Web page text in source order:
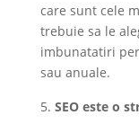
care sunt cele
trebuie sa le
imbunatatiri
sau anuale.
SEO este o